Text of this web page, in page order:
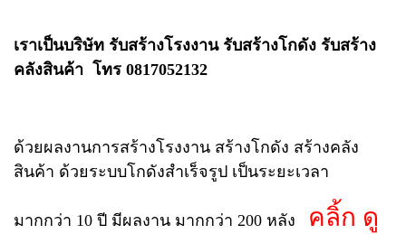
เราเป็นบริษัท รับสร้างโรงงาน รับสร้างโกดัง รับสร้าง
คลังสินค้า โทร 0817052132
ด้วยผลงานการสร้างโรงงาน สร้างโกดัง สร้างคลัง
สินค้า ด้วยระบบโกดังสำเร็จรูป เป็นระยะเวลา
มากกว่า 10 ปี มีผลงาน มากกว่า 200 หลัง
คลิ้ก ดู